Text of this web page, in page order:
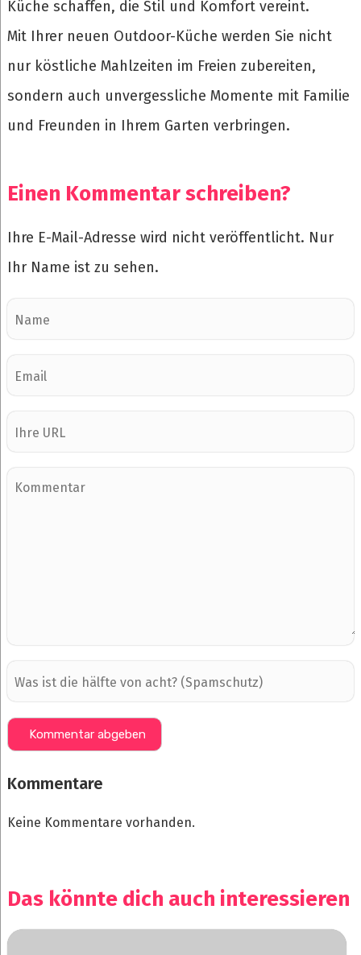
Küche schaffen, die Stil und Komfort vereint.
Mit Ihrer neuen Outdoor-Küche werden Sie nicht
nur köstliche Mahlzeiten im Freien zubereiten,
sondern auch unvergessliche Momente mit Familie
und Freunden in Ihrem Garten verbringen.
Einen Kommentar schreiben?
Ihre E-Mail-Adresse wird nicht veröffentlicht. Nur
Ihr Name ist zu sehen.
Kommentare
Keine Kommentare vorhanden.
Das könnte dich auch interessieren